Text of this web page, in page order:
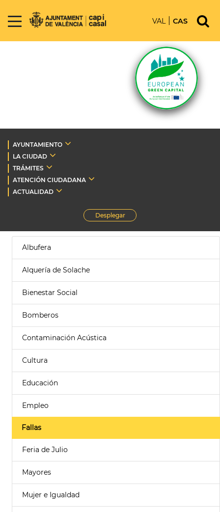
VAL CAS
AYUNTAMIENTO
LA CIUDAD
TRÁMITES
ATENCIÓN CIUDADANA
ACTUALIDAD
Desplegar
Albufera
Alquería de Solache
Bienestar Social
Bomberos
Contaminación Acústica
Cultura
Educación
Empleo
Fallas
Feria de Julio
Mayores
Mujer e Igualdad